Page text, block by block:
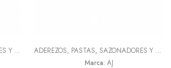
ADEREZOS, PASTAS, SAZONADORES Y CONDIMENTOS ,TODOS
ADEREZOS, PASTAS, SAZONADORES Y CONDIMENTOS
Marca: AJ